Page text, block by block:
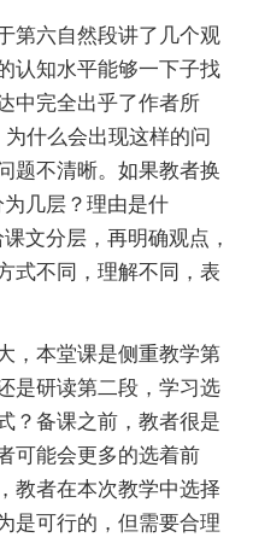
第六自然段讲了几个观
认知水平能够一下子找
中完全出乎了作者所
什么会出现这样的问
题不清晰。如果教者换
几层？理由是什
文分层，再明确观点，
式不同，理解不同，表
，本堂课是侧重教学第
是研读第二段，学习选
？备课之前，教者很是
可能会更多的选着前
教者在本次教学中选择
是可行的，但需要合理